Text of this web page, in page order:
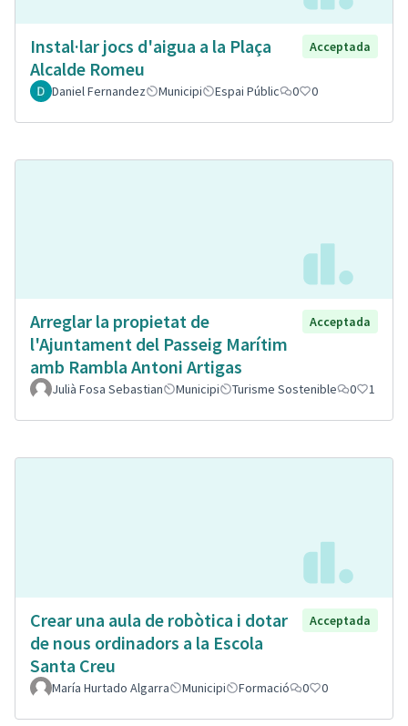
Instal·lar jocs d'aigua a la Plaça
Alcalde Romeu
Acceptada
Daniel Fernandez Municipi Espai Públic 0 0
Arreglar la propietat de
l'Ajuntament del Passeig Marítim
amb Rambla Antoni Artigas
Acceptada
Julià Fosa Sebastian Municipi Turisme Sostenible 0 1
Crear una aula de robòtica i dotar
de nous ordinadors a la Escola
Santa Creu
Acceptada
María Hurtado Algarra Municipi Formació 0 0